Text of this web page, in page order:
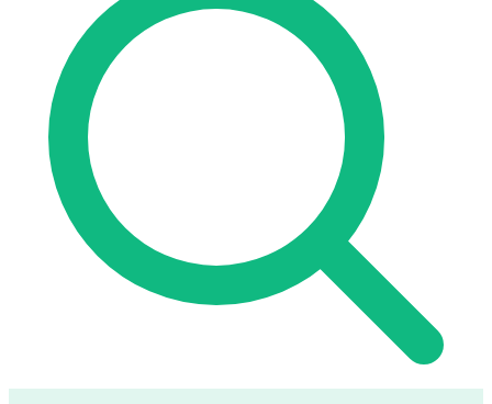
Asesoría SEO Estudio de Enlazado Auditoría SEO
Consultoría SEO
Cómo funciona
Idioma
🇪🇸 ES
🇬🇧 EN
Acceder